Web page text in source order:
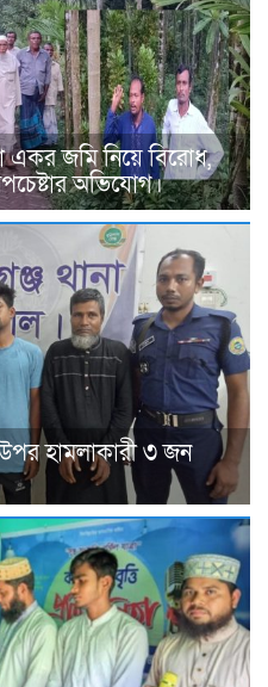
একর জমি নিয়ে বিরোধ,
অভিযোগ।
উপর হামলাকারী ৩ জন